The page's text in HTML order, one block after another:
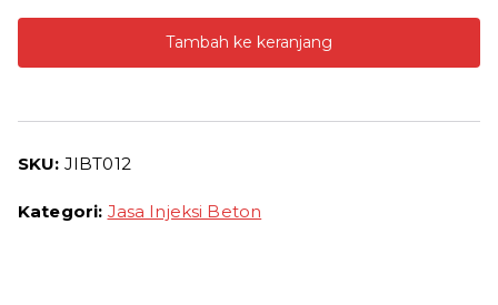
Injeksi
Grouting
Termurah
Tambah ke keranjang
SKU: JIBT012
Kategori: Jasa Injeksi Beton